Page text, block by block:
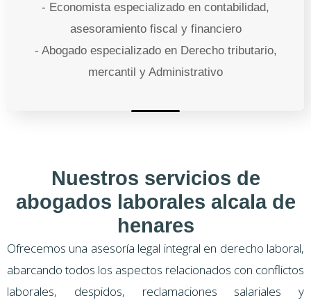
- Economista especializado en contabilidad,
asesoramiento fiscal y financiero
- Abogado especializado en Derecho tributario,
mercantil y Administrativo
Nuestros servicios de
abogados laborales alcala de
henares
Ofrecemos una asesoría legal integral en derecho laboral,
abarcando todos los aspectos relacionados con conflictos
laborales, despidos, reclamaciones salariales y